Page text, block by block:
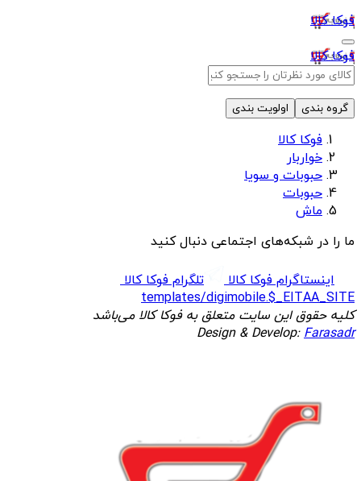
فوکا کالا
فوکا کالا
گروه بندی اولویت بندی
فوکا کالا
خواربار
حبوبات و سویا
حبوبات
ماش
ما را در شبکه‌های اجتماعی دنبال کنید
اینستاگرام فوکا کالا
تلگرام فوکا کالا
templates/digimobile.$_EITAA_SITE
کلیه حقوق این سایت متعلق به فوکا کالا می‌باشد
Design & Develop:Farasadr